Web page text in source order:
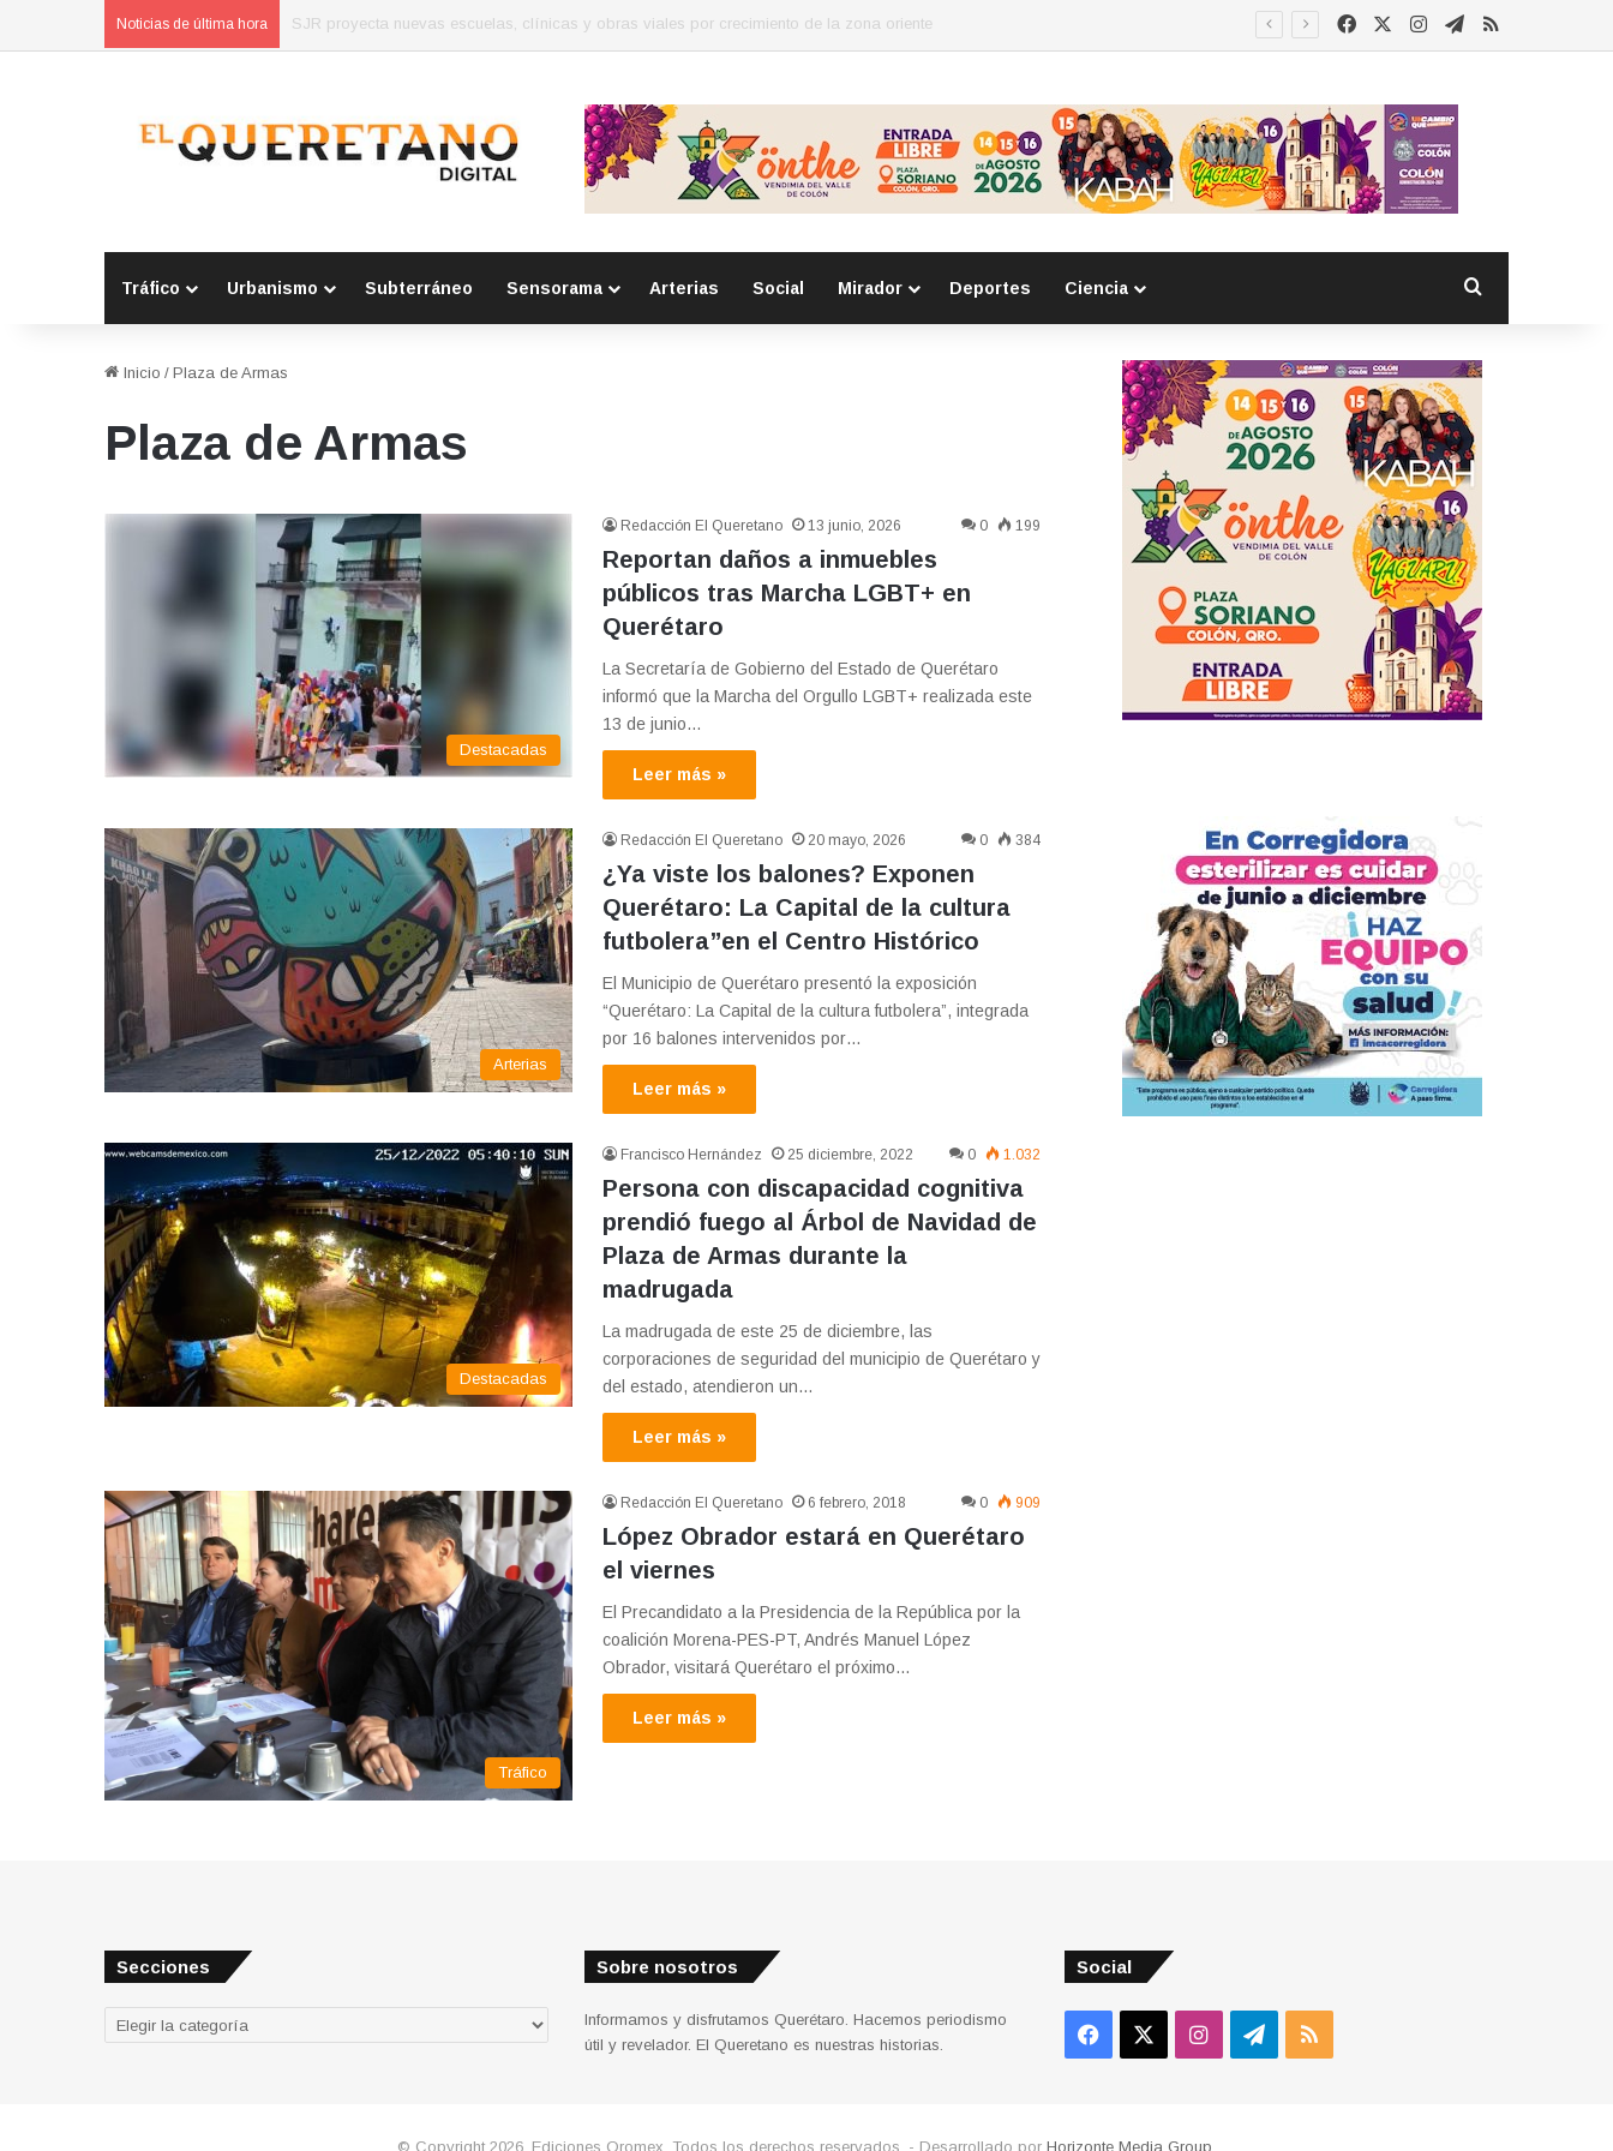
Noticias de última hora Concluyen cursos de autoempleo para mujeres en Huimilpan FacebookInstagram
Telegram
RSS
Tráfico Urbanismo Subterráneo Sensorama Arterias Social Mirador Deportes Ciencia
Inicio / Plaza de Armas
Plaza de Armas
Destacadas
Redacción El Queretano 13 junio, 2026 0 199
Reportan daños a inmuebles
públicos tras Marcha LGBT+ en
Querétaro
La Secretaría de Gobierno del Estado de Querétaro
informó que la Marcha del Orgullo LGBT+ realizada este
13 de junio…
Leer más »
Arterias
Redacción El Queretano 20 mayo, 2026 0 384
¿Ya viste los balones? Exponen
Querétaro: La Capital de la cultura
futbolera”en el Centro Histórico
El Municipio de Querétaro presentó la exposición
“Querétaro: La Capital de la cultura futbolera”, integrada
por 16 balones intervenidos por…
Leer más »
Destacadas
Francisco Hernández 25 diciembre, 2022 0 1.032
Persona con discapacidad cognitiva
prendió fuego al Árbol de Navidad de
Plaza de Armas durante la
madrugada
La madrugada de este 25 de diciembre, las
corporaciones de seguridad del municipio de Querétaro y
del estado, atendieron un…
Leer más »
Tráfico
Redacción El Queretano 6 febrero, 2018 0 909
López Obrador estará en Querétaro
el viernes
El Precandidato a la Presidencia de la República por la
coalición Morena-PES-PT, Andrés Manuel López
Obrador, visitará Querétaro el próximo…
Leer más »
Secciones
Secciones
Sobre nosotros
Informamos y disfrutamos Querétaro. Hacemos periodismo
útil y revelador. El Queretano es nuestras historias.
Social
Facebook InstagramTelegram
RSS
© Copyright 2026, Ediciones Qromex. Todos los derechos reservados. - Desarrollado por Horizonte Media Group